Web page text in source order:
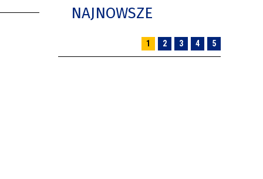
NAJNOWSZE
1 2 3 4 5